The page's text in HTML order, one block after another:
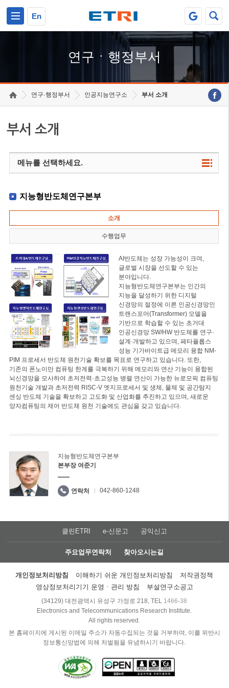
En
연구ㆍ행정부서
연구·행정부서 인공지능연구소 부서 소개
부서 소개
메뉴를 선택하세요.
지능형반도체연구본부
소개
수행업무
AI반도체는 성장 가능성이 크며,
글로벌 시장을 선도할 수 있는
분야입니다.
지능형반도체연구본부는 인간의
지능을 달성하기 위한 디지털
신경망의 절정에 이른 인공신경망인
트랜스포머(Transformer) 모델을
기반으로 학습할 수 있는 초거대
인공신경망 SW/HW 반도체를 연구·
설계·개발하고 있으며, 페타플롭스
성능 기가바이트급 메모리 융합 NM-
PIM 프로세서 반도체 원천기술 확보를 목표로 연구하고 있습니다. 또한,
기존의 폰노이만 컴퓨팅 한계를 극복하기 위해 메모리와 연산 기능이 융합된
뇌신경망을 모사하여 초저전력·초고성능 병렬 연산이 가능한 뉴로모픽 컴퓨팅
원천기술 개발과 초저전력 RISC-V 엣지프로세서 및 생체, 물체 및 공간탐지
센싱 반도체 기술을 확보하고 고도화 및 산업화를 추진하고 있으며, 새로운
양자컴퓨팅의 제어 반도체 원천 기술에도 관심을 갖고 있습니다.
지능형반도체연구본부
본부장 여준기
연락처 042-860-1248
클린ETRI e-신문고 공익신고
주요업무연락처 찾아오시는길
개인정보처리방침 이해하기 쉬운 개인정보처리방침
저작권정책
영상정보처리기기 운영ㆍ관리 방침
부설연구소공고
(34129) 대전광역시 유성구 가정로 218, TEL 1466-38
Electronics and Telecommunications Research Institute.
All rights reserved.
본 홈페이지에 게시된 이메일 주소가 자동수집되는 것을 거부하며, 이를 위반시
정보통신망법에 의해 처벌됨을 유념하시기 바랍니다.